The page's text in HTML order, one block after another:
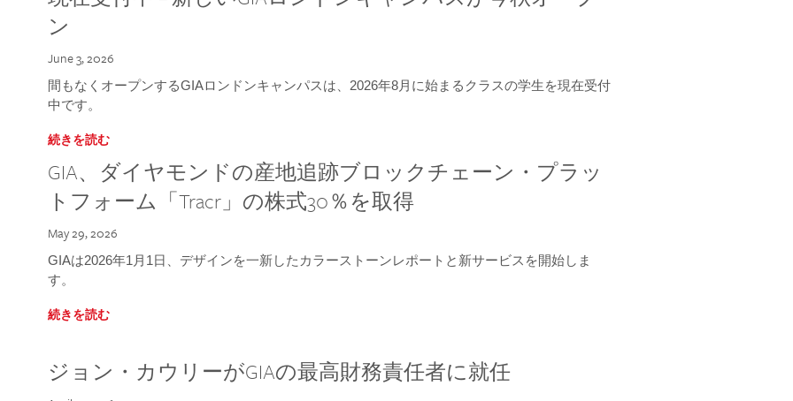
ン
June 3, 2026
間もなくオープンするGIAロンドンキャンパスは、2026年8月に始まるクラスの学生を現在受付
中です。
続きを読む
GIA、ダイヤモンドの産地追跡ブロックチェーン・プラッ
トフォーム「Tracr」の株式30％を取得
May 29, 2026
GIAは2026年1月1日、デザインを一新したカラーストーンレポートと新サービスを開始しま
す。
続きを読む
ジョン・カウリーがGIAの最高財務責任者に就任